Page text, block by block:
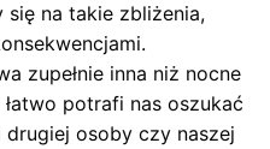
się na takie zbliżenia,
zupełnie inna niż nocne
potrafi nas oszukać
osoby czy naszej